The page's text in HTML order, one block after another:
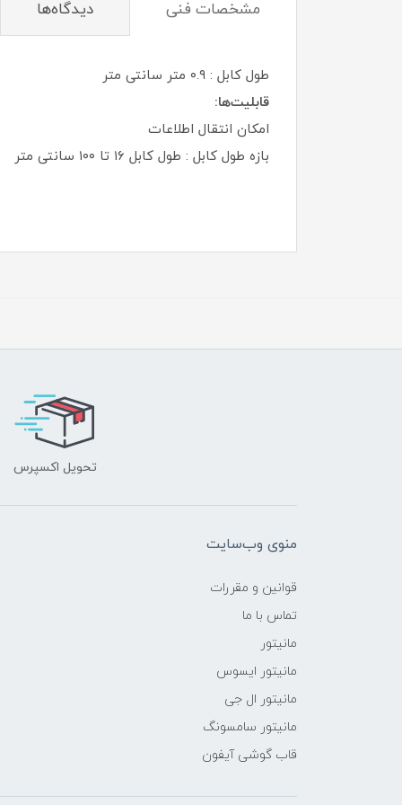
مشخصات فنی دیدگاه‌ها
طول کابل : ۰.۹ متر سانتی متر
قابلیت‌ها:
امکان انتقال اطلاعات
بازه طول کابل : طول کابل ۱۶ تا ۱۰۰ سانتی متر
تحویل اکسپرس
منوی وب‌سایت
قوانین و مقررات
تماس با ما
مانیتور
مانیتور ایسوس
مانیتور ال جی
مانیتور سامسونگ
قاب گوشی آیفون